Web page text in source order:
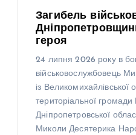
Загибель
героя
24 липня 2026 року в
військовослужбовець
із Великомихайлівської
територіальної
Дніпропетровської
Миколи Десятерика